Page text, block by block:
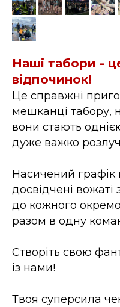
Наші табори -
відпочинок!
Це справжні
мешканці табору,
вони стають
дуже важко
Насичений графік
досвідчені вожаті
до кожного
разом в одну
Створіть свою
із нами!
Твоя суперсила